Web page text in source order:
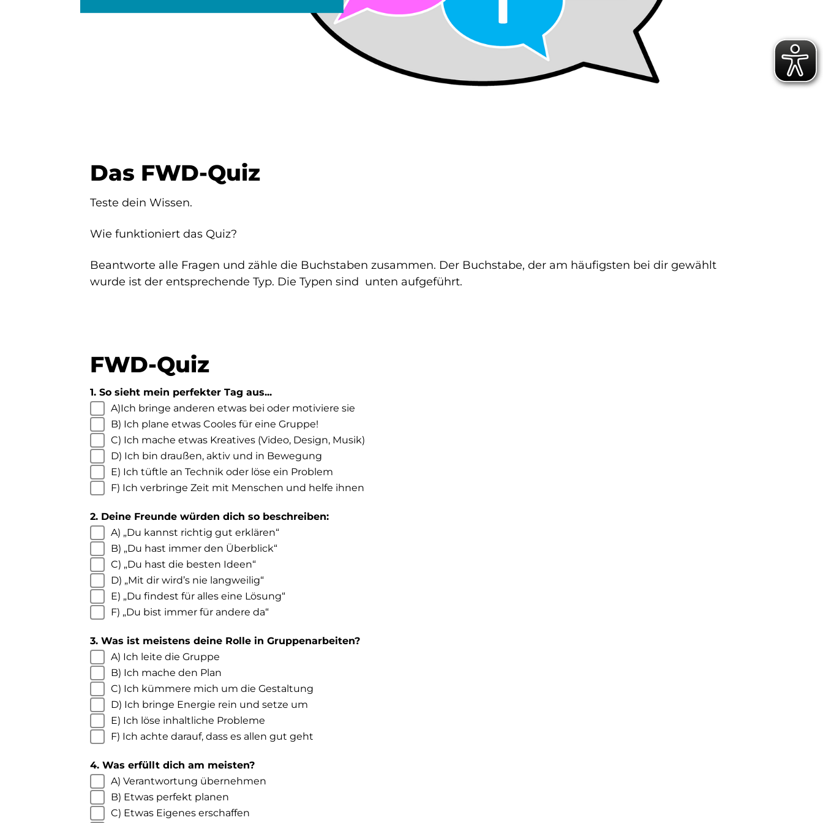
Das FWD-Quiz
Teste dein Wissen.
Wie funktioniert das Quiz?
Beantworte alle Fragen und zähle die Buchstaben zusammen. Der Buchstabe, der am häufigsten bei dir gewählt
wurde ist der entsprechende Typ. Die Typen sind unten aufgeführt.
FWD-Quiz
1. So sieht mein perfekter Tag aus...
A)Ich bringe anderen etwas bei oder motiviere sie
B) Ich plane etwas Cooles für eine Gruppe!
C) Ich mache etwas Kreatives (Video, Design, Musik)
D) Ich bin draußen, aktiv und in Bewegung
E) Ich tüftle an Technik oder löse ein Problem
F) Ich verbringe Zeit mit Menschen und helfe ihnen
2. Deine Freunde würden dich so beschreiben:
A) „Du kannst richtig gut erklären“
B) „Du hast immer den Überblick“
C) „Du hast die besten Ideen“
D) „Mit dir wird’s nie langweilig“
E) „Du findest für alles eine Lösung“
F) „Du bist immer für andere da“
3. Was ist meistens deine Rolle in Gruppenarbeiten?
A) Ich leite die Gruppe
B) Ich mache den Plan
C) Ich kümmere mich um die Gestaltung
D) Ich bringe Energie rein und setze um
E) Ich löse inhaltliche Probleme
F) Ich achte darauf, dass es allen gut geht
4. Was erfüllt dich am meisten?
A) Verantwortung übernehmen
B) Etwas perfekt planen
C) Etwas Eigenes erschaffen